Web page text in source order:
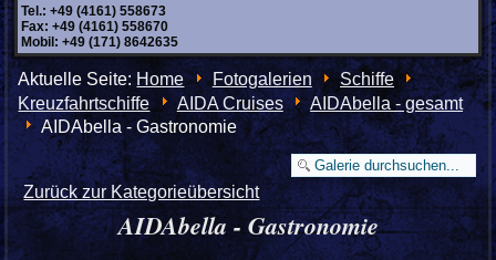
Tel.: +49 (4161) 558673
Fax: +49 (4161) 558670
Mobil: +49 (171) 8642635
Aktuelle Seite:Home Fotogalerien
Schiffe
Kreuzfahrtschiffe
AIDA Cruises
AIDAbella - gesamt
AIDAbella - Gastronomie
Zurück zur Kategorieübersicht
AIDAbella - Gastronomie